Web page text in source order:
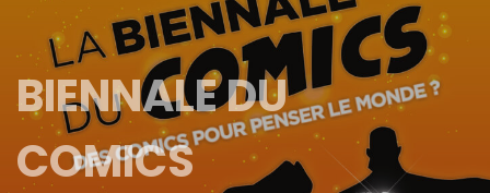
BIENNALE DU
COMICS